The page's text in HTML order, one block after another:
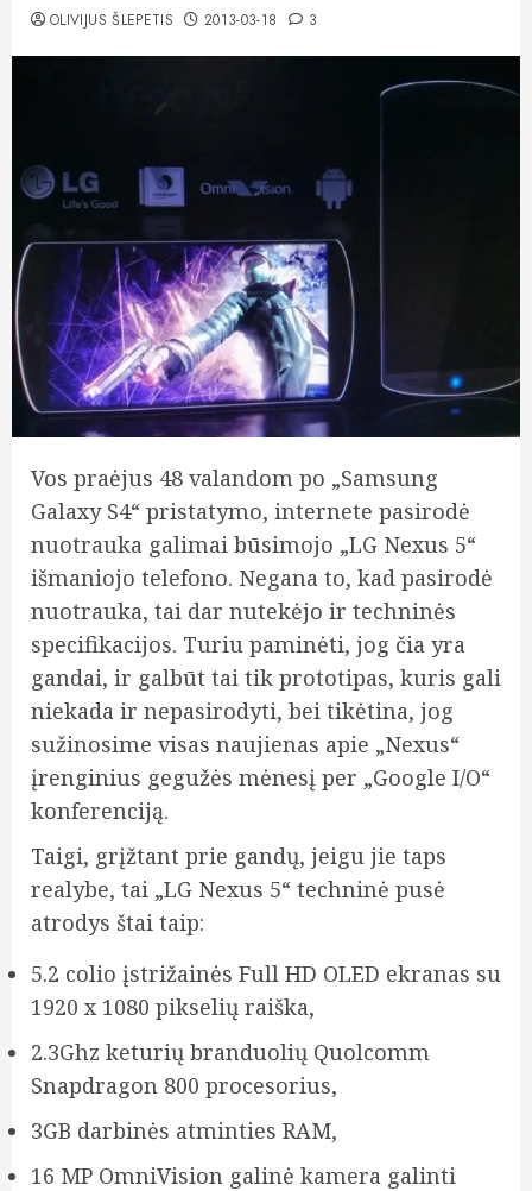
OLIVIJUS ŠLEPETIS 2013-03-18 3
Vos praėjus 48 valandom po „Samsung
Galaxy S4“ pristatymo, internete pasirodė
nuotrauka galimai būsimojo „LG Nexus 5“
išmaniojo telefono. Negana to, kad pasirodė
nuotrauka, tai dar nutekėjo ir techninės
specifikacijos. Turiu paminėti, jog čia yra
gandai, ir galbūt tai tik prototipas, kuris gali
niekada ir nepasirodyti, bei tikėtina, jog
sužinosime visas naujienas apie „Nexus“
įrenginius gegužės mėnesį per „Google I/O“
konferenciją.
Taigi, grįžtant prie gandų, jeigu jie taps
realybe, tai „LG Nexus 5“ techninė pusė
atrodys štai taip:
5.2 colio įstrižainės Full HD OLED ekranas su
1920 x 1080 pikselių raiška,
2.3Ghz keturių branduolių Quolcomm
Snapdragon 800 procesorius,
3GB darbinės atminties RAM,
16 MP OmniVision galinė kamera galinti